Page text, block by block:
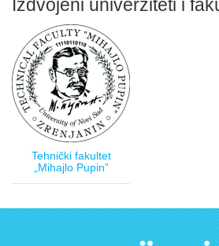
Izdvojeni univerziteti i
Tehnički fakultet
„Mihajlo Pupin”